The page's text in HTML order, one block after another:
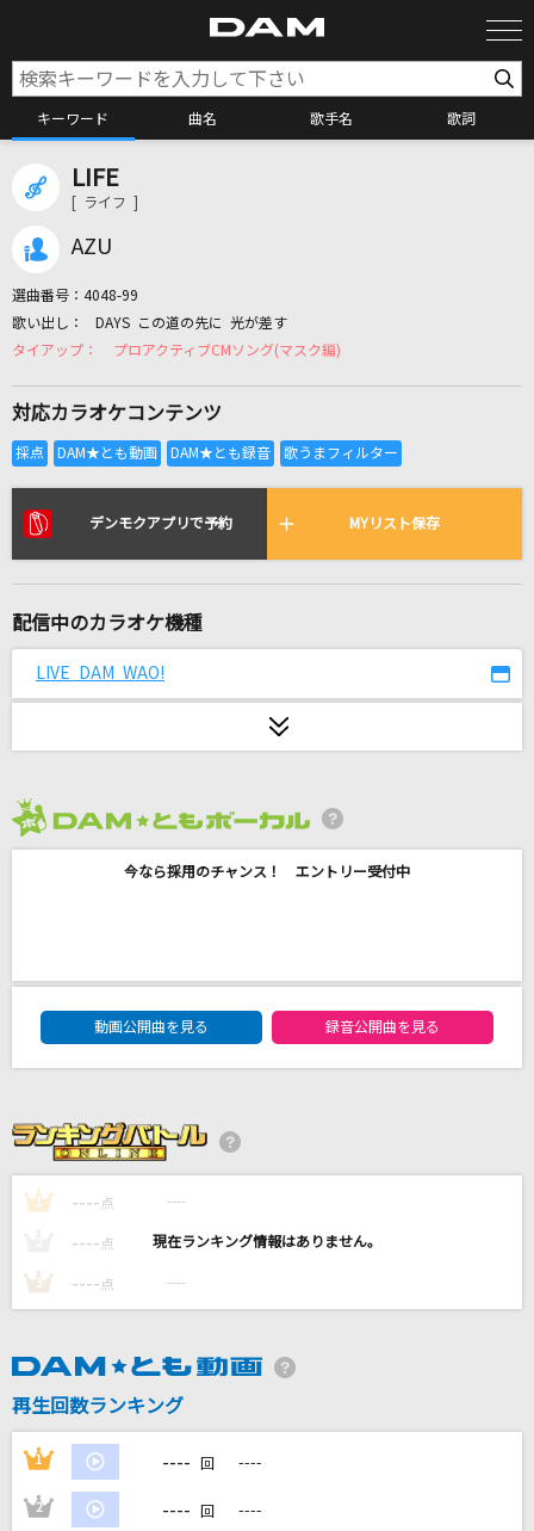
キーワード 曲名 歌手名 歌詞
カラオケリクエスト
リアルタイムで歌われている曲の一覧
君はロックを聴かない
[生音]天ノ弱
164 feat.GUMI
French
大森元貴
back number
Official髭男dism
是非に及ばず
乃木坂46
ココロオドル
壊れかけのRadio
DAMの新曲・ランキングなど
LIFE
[ ライフ ]
AZU
選曲番号： 4048-99
DAYS この道の先に 光が差す
プロアクティブCMソング(マスク編)
対応カラオケコンテンツ
デンモクアプリで予約 MYリスト保存
配信中のカラオケ機種
LIVE DAM WAO!
今なら採用のチャンス！ エントリー受付中
DAM★ともボーカルエントリーランキング
動画公開曲を見る
録音公開曲を見る
1 ---- 点 ----
---- 点 ----
3 ---- 点 ----
再生回数ランキング
1 ---- 回 ----
2 ---- 回 ----